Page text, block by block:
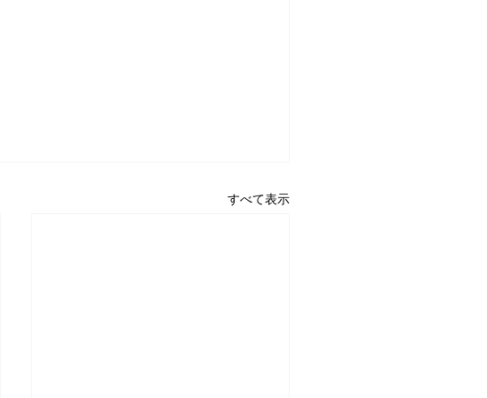
すべて表示